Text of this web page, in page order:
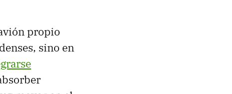
propio
sino en